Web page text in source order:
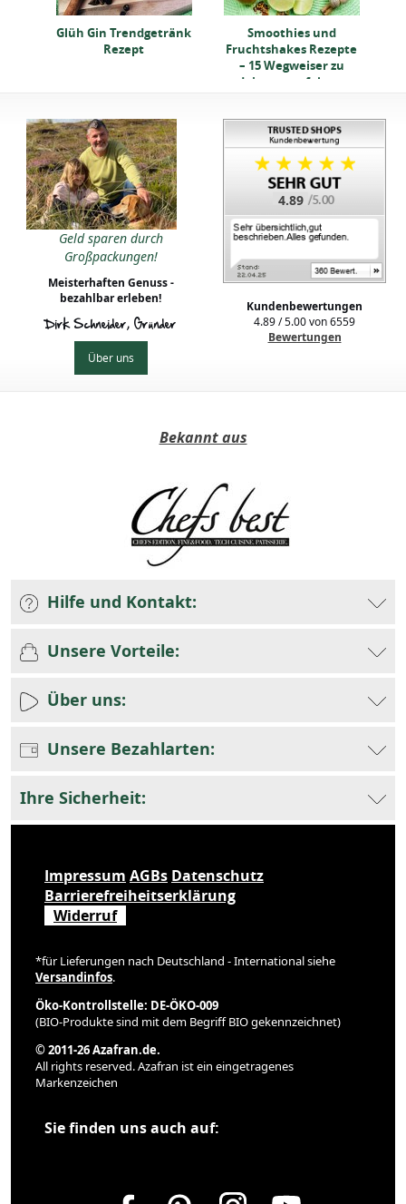
Glüh Gin Trendgetränk
Rezept
Smoothies und
Fruchtshakes Rezepte
– 15 Wegweiser zu
deinem perfekten
Geld sparen durch
Großpackungen!
Meisterhaften Genuss -
bezahlbar erleben!
Dirk Schneider, Gründer
Über uns
4.89
Kundenbewertungen
4.89/5.00von6559
Bewertungen
Bekannt aus
Hilfe und Kontakt:
Unsere Vorteile:
Über uns:
Unsere Bezahlarten:
Ihre Sicherheit:
Impressum AGBs Datenschutz
Barrierefreiheitserklärung
Widerruf
*für Lieferungen nach Deutschland - International siehe
Versandinfos.
Öko-Kontrollstelle: DE-ÖKO-009
(BIO-Produkte sind mit dem Begriff BIO gekennzeichnet)
© 2011-26 Azafran.de.
All rights reserved. Azafran ist ein eingetragenes
Markenzeichen
Sie finden uns auch auf: